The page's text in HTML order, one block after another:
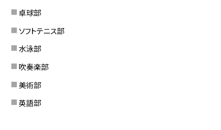
卓球部
ソフトテニス部
水泳部
吹奏楽部
美術部
英語部